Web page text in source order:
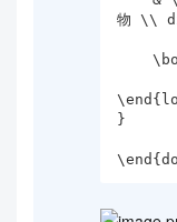
物 \\
    \bottomrule
}